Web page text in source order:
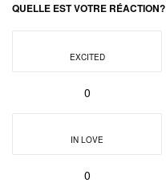
QUELLE EST VOTRE RÉACTION?
EXCITED
0
IN LOVE
0